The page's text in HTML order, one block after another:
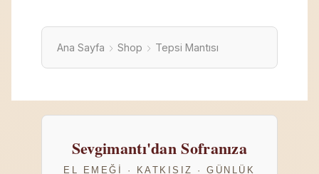
Ana Sayfa Shop Tepsi Mantısı
Sevgimantı'dan Sofranıza
EL EMEĞI · KATKISIZ · GÜNLÜK